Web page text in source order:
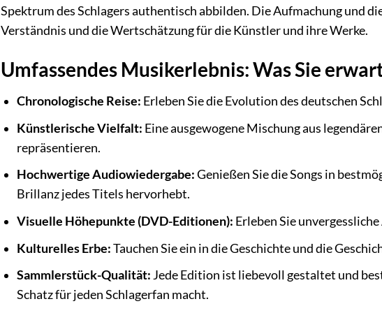
Spektrum des Schlagers authentisch abbilden. Die Aufmachung und
Verständnis und die Wertschätzung für die Künstler und ihre Werke.
Umfassendes Musikerlebnis: Was Sie
Chronologische Reise: Erleben Sie die Evolution des deutschen
Künstlerische Vielfalt: Eine ausgewogene Mischung aus
repräsentieren.
Hochwertige Audiowiedergabe:Genießen Sie die Songs in
Brillanz jedes Titels hervorhebt.
Visuelle Höhepunkte (DVD-Editionen): Erleben Sie
Kulturelles Erbe:Tauchen Sie ein in die Geschichte und die
Sammlerstück-Qualität: Jede Edition ist liebevoll gestaltet und
Schatz für jeden Schlagerfan macht.